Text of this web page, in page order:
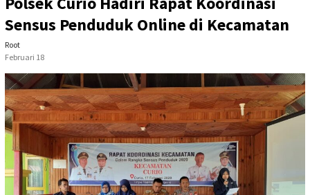
Sensus Penduduk Online di Kecamatan
Root
Februari 18